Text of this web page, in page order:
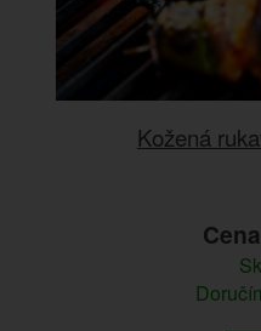
Kožená